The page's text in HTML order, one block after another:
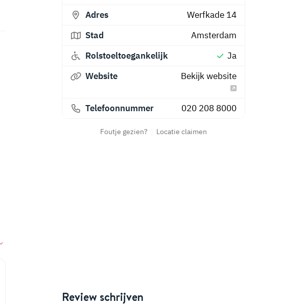
Adres
Werfkade 14
Stad
Amsterdam
Rolstoeltoegankelijk
Ja
Website
Bekijk website
Telefoonnummer 020 208 8000
Foutje gezien? Locatie claimen
Review schrijven